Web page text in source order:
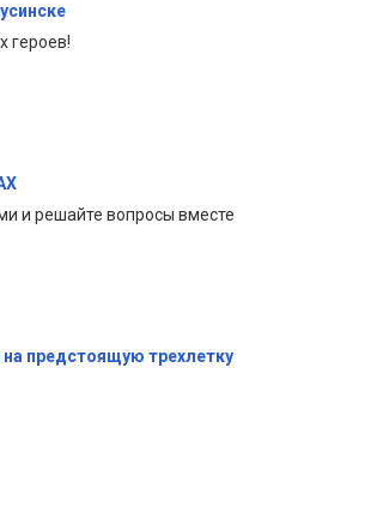
героев!
и решайте вопросы вместе
предстоящую трехлетку